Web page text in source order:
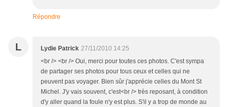
Répondre
L Lydie Patrick 27/11/2010 14:25
<br /> <br /> Oui, merci pour toutes ces photos. C'est sympa
de partager ses photos pour tous ceux et celles qui ne
peuvent pas voyager. Bien sûr j'apprécie celles du Mont St
Michel. J'y vais souvent, c'est<br /> très reposant, à condition
d'y aller quand la foule n'y est plus. S'il y a trop de monde au